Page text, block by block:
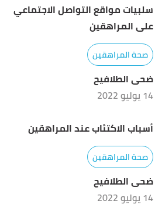
سلبيات مواقع التواصل الاجتماعي
على المراهقين
صحة المراهقين
ضحى الطلافيح
14 يوليو 2022
أسباب الاكتئاب عند المراهقين
صحة المراهقين
ضحى الطلافيح
14 يوليو 2022